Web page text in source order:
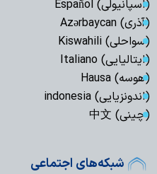
(اسپانیولی) Español
(آذری) Azərbaycan
(سواحلی) Kiswahili
(ایتالیایی) Italiano
(هوسه) Hausa
(اندونزیایی) indonesia
(چینی) 中文
شبکه‌های اجتماعی